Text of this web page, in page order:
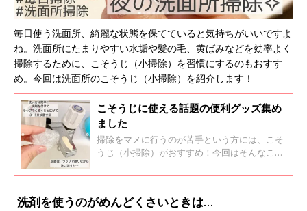
毎日使う洗面所、綺麗な状態を保てていると気持ちがいいですよ
ね。洗面所にたまりやすい水垢や髪の毛、黄ばみなどを効率よく
掃除するために、 こそうじ （小掃除）を習慣にするのもおすす
め。今回は洗面所のこそうじ（小掃除）を紹介します！
こそうじに使える話題の便利グッズ集め
ました
掃除をマメに行うのが苦手という方には、こそ
うじ（小掃除）がおすすめ！今回はそんなこそ
投稿を紹介します。ちょっとしたひと手間で掃
洗剤を使うのがめんどくさいときは…